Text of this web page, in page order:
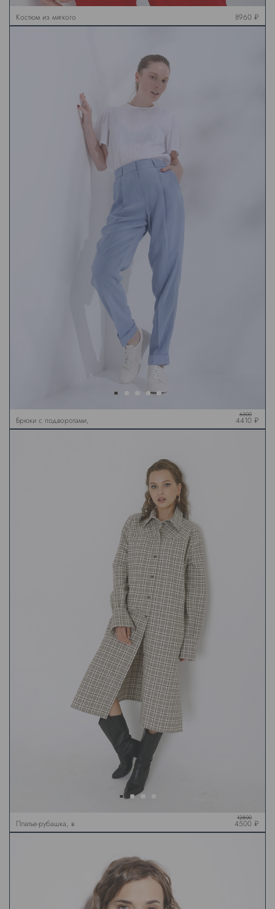
Костюм из мягкого
футера, красный
8960 ₽
Брюки с подворотами,
голубые
6300
4410 ₽
Платье-рубашка, в
коричневую клетку
12800
4500 ₽